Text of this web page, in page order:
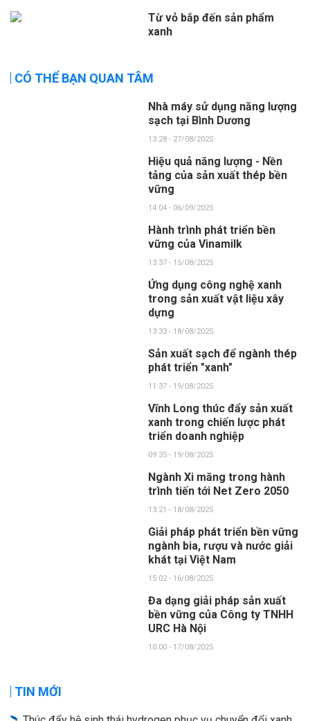
Từ vỏ bắp đến sản phẩm
xanh
CÓ THỂ BẠN QUAN TÂM
Nhà máy sử dụng năng lượng
sạch tại Bình Dương
13:28 - 27/08/2025
Hiệu quả năng lượng - Nền
tảng của sản xuất thép bền
vững
14:04 - 06/09/2025
Hành trình phát triển bền
vững của Vinamilk
13:37 - 15/08/2025
Ứng dụng công nghệ xanh
trong sản xuất vật liệu xây
dựng
13:33 - 18/08/2025
Sản xuất sạch để ngành thép
phát triển "xanh"
11:37 - 19/08/2025
Vĩnh Long thúc đẩy sản xuất
xanh trong chiến lược phát
triển doanh nghiệp
09:35 - 19/08/2025
Ngành Xi măng trong hành
trình tiến tới Net Zero 2050
13:21 - 18/08/2025
Giải pháp phát triển bền vững
ngành bia, rượu và nước giải
khát tại Việt Nam
15:02 - 16/08/2025
Đa dạng giải pháp sản xuất
bền vững của Công ty TNHH
URC Hà Nội
10:00 - 17/08/2025
TIN MỚI